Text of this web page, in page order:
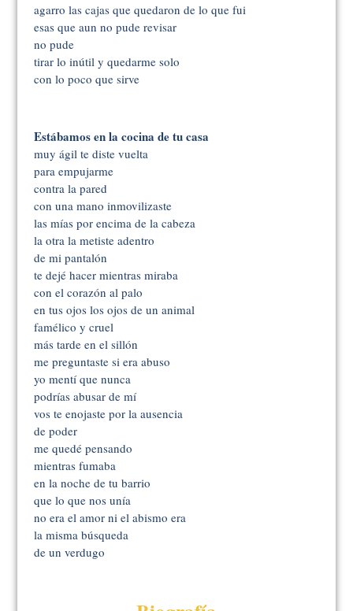
agarro las cajas que quedaron de lo que fui
esas que aun no pude revisar
no pude
tirar lo inútil y quedarme solo
con lo poco que sirve
Estábamos en la cocina de tu casa
muy ágil te diste vuelta
para empujarme
contra la pared
con una mano inmovilizaste
las mías por encima de la cabeza
la otra la metiste adentro
de mi pantalón
te dejé hacer mientras miraba
con el corazón al palo
en tus ojos los ojos de un animal
famélico y cruel
más tarde en el sillón
me preguntaste si era abuso
yo mentí que nunca
podrías abusar de mí
vos te enojaste por la ausencia
de poder
me quedé pensando
mientras fumaba
en la noche de tu barrio
que lo que nos unía
no era el amor ni el abismo era
la misma búsqueda
de un verdugo